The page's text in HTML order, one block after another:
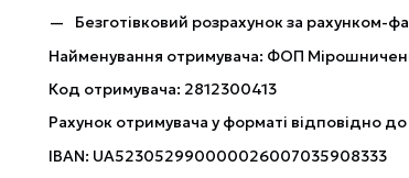
Безготівковий розрахунок за рахунком-
Найменування отримувача: ФОП
Код отримувача: 2812300413
Рахунок отримувача у форматі відповідно
IBAN: UA523052990000026007035908333